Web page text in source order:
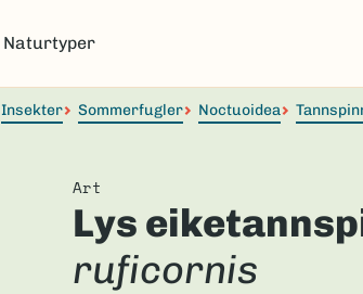
Naturtyper
Insekter Sommerfugler Noctuoidea
Art
Lys
ruficornis